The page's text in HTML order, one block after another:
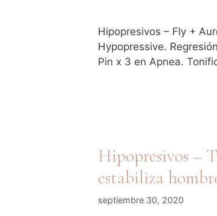
Hipopresivos – Fly +
Hypopressive.
Pin x 3 en Apnea.
Hipopresivos –
estabiliza
septiembre 30, 2020